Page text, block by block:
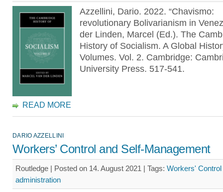
Azzellini, Dario. 2022. “Chavismo:
revolutionary Bolivarianism in
der Linden, Marcel (Ed.). The
History of Socialism. A Global
Volumes. Vol. 2. Cambridge:
University Press. 517-541.
READ MORE
DARIO AZZELLINI
Workers’ Control and Self-Management
Routledge | Posted on 14. August 2021 | Tags: Workers' Control
administration